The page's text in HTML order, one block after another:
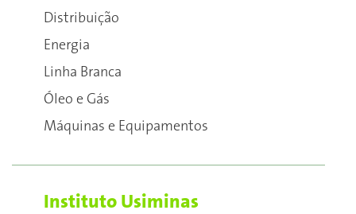
Distribuição
Energia
Linha Branca
Óleo e Gás
Máquinas e Equipamentos
Instituto Usiminas